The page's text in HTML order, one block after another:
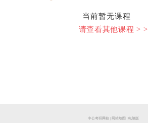
当前暂无课程
请查看其他课程 > >
中公考研网校| 网站地图 | 电脑版